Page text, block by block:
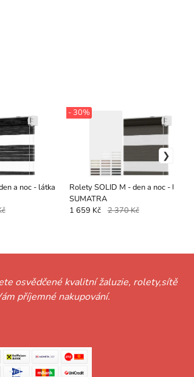
a noc - látka
Rolety SOLID M - den a noc - látka
SUMATRA
- 30%
1 659 Kč 2 370 Kč
osvědčené kvalitní žaluzie, rolety,sítě
příjemné nakupování.